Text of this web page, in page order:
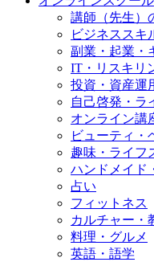
講師（先生）
ビジネススキ
副業・起業・
IT・リスキリ
投資・資産運
自己啓発・ラ
オンライン講
ビューティ・
趣味・ライフ
ハンドメイド
占い
フィットネス
カルチャー・
料理・グルメ
英語・語学